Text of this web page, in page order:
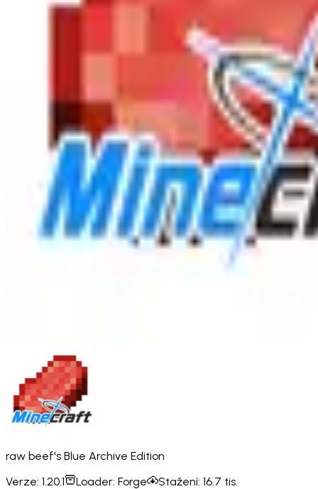
raw beef's Blue Archive Edition
Verze: 1.20.1 Loader: Forge Stažení: 16.7 tis.